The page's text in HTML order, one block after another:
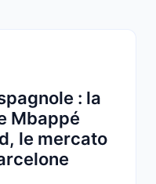
: la
Mbappé
le mercato